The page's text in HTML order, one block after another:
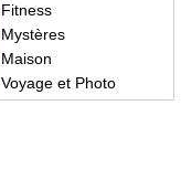
Fitness
Mystères
Maison
Voyage et Photo